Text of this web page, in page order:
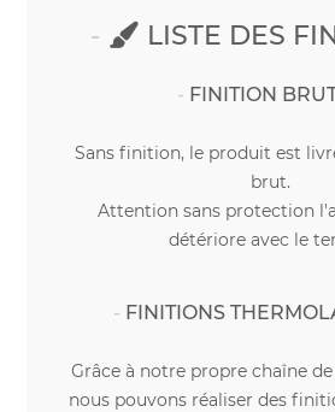
LISTE DES
FINITION
Sans finition, le produit est
brut.
Attention sans protection
détériore avec le
FINITIONS
Grâce à notre propre chaîne
nous pouvons réaliser des